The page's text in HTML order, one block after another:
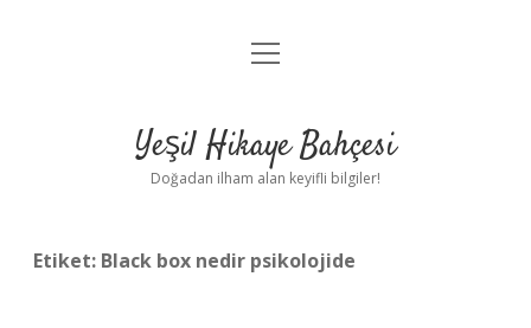
Anasayfa
Yasal Uyarı
menüyü
Yeşil Hikaye Bahçesi
Doğadan ilham alan keyifli bilgiler!
Etiket: Black box nedir psikolojide